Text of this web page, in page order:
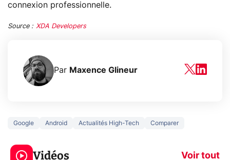
connexion professionnelle.
Source : XDA Developers
Par Maxence Glineur
Google Android Actualités High-Tech Comparer
Vidéos Voir tout
3 écrans en 1 pour
319€ ? Voici L'AOC
CQ32G4ZA !
5
prochaine